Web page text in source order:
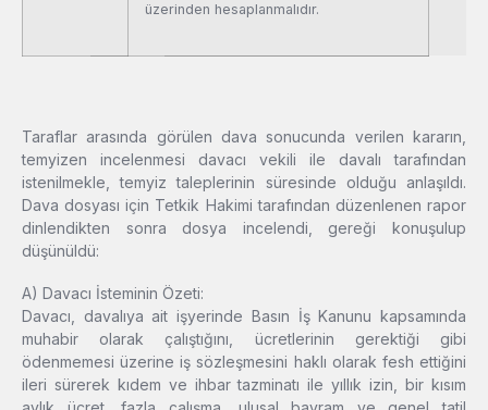
üzerinden hesaplanmalıdır.
Taraflar arasında görülen dava sonucunda verilen kararın,
temyizen incelenmesi davacı vekili ile davalı tarafından
istenilmekle, temyiz taleplerinin süresinde olduğu anlaşıldı.
Dava dosyası için Tetkik Hakimi tarafından düzenlenen rapor
dinlendikten sonra dosya incelendi, gereği konuşulup
düşünüldü:
A) Davacı İsteminin Özeti:
Davacı, davalıya ait işyerinde Basın İş Kanunu kapsamında
muhabir olarak çalıştığını, ücretlerinin gerektiği gibi
ödenmemesi üzerine iş sözleşmesini haklı olarak fesh ettiğini
ileri sürerek kıdem ve ihbar tazminatı ile yıllık izin, bir kısım